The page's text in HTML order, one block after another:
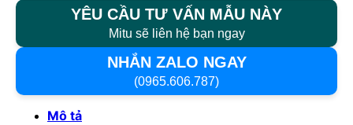
YÊU CẦU TƯ VẤN MẪU NÀY
Mitu sẽ liên hệ bạn ngay
NHẮN ZALO NGAY
(0965.606.787)
Mô tả